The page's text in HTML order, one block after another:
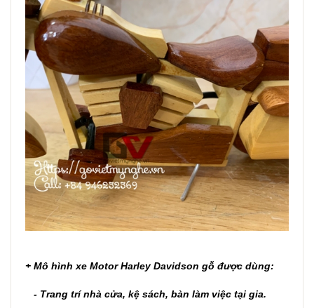
+ Mô hình xe Motor Harley Davidson gỗ được dùng:
- Trang trí nhà cửa, kệ sách, bàn làm việc tại gia.